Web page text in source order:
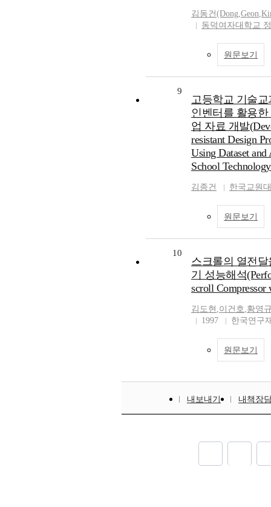
김동건(Dong,Geon,
동덕여자대학교
원문보기
9
고등학교 기술
인벤터를 활용
업 자료 개발
resistant Design
Using Dataset
School
김종건 한국교원
원문보기
10
스크롤의 열전
기 성능해석
scroll Compressor
김도현 ,이건호,황영
1997
한국연구
원문보기
내보내기 내책장